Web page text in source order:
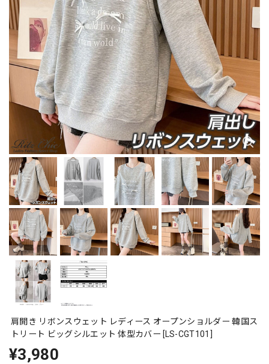
肩開き リボンスウェット レディース オープンショルダー 韓国ス
トリート ビッグシルエット 体型カバー [LS-CGT101]
¥3,980